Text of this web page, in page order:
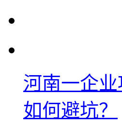
河南一企
如何避坑？